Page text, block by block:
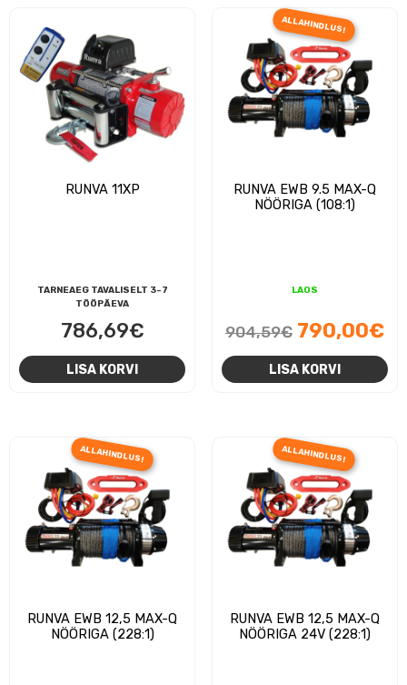
RUNVA 11XP
TARNEAEG TAVALISELT 3-7
TÖÖPÄEVA
786,69€
LISA KORVI
ALLAHINDLUS!
RUNVA EWB 9.5 MAX-Q
NÖÖRIGA (108:1)
LAOS
904,59€ Algne
hind
oli:
790,00€
LISA KORVI
ALLAHINDLUS!
RUNVA EWB 12,5 MAX-Q
NÖÖRIGA (228:1)
ALLAHINDLUS!
RUNVA EWB 12,5 MAX-Q
NÖÖRIGA 24V (228:1)